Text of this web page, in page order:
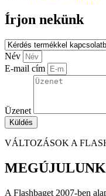
Írjon nekünk
Név
E-mail cím
Üzenet
Küldés
VÁLTOZÁSOK A
A Flashbaget 2007-ben